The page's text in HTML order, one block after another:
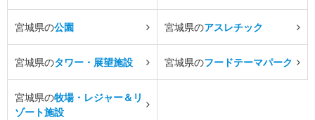
宮城県の公園 宮城県のアスレチック
宮城県のタワー・展望施設 宮城県のフードテーマパーク
宮城県の牧場・レジャー＆リ
ゾート施設